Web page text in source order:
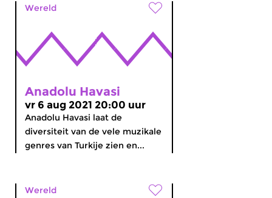
Wereld
Anadolu Havasi
vr 6 aug 2021 20:00 uur
Anadolu Havasi laat de
diversiteit van de vele muzikale
genres van Turkije zien en...
Wereld